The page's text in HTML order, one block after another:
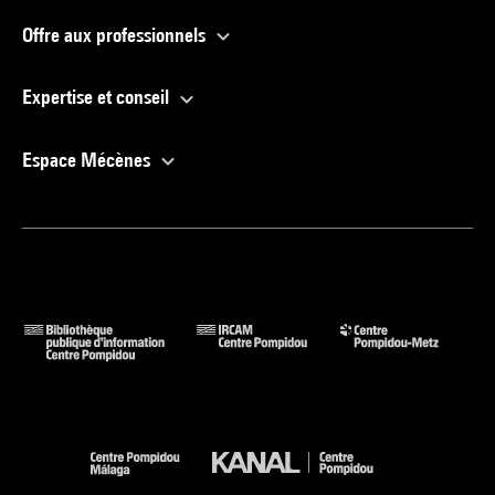
Offre aux professionnels
Expertise et conseil
Espace Mécènes